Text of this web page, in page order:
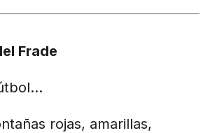
en en en
Frade
rojas, amarillas,